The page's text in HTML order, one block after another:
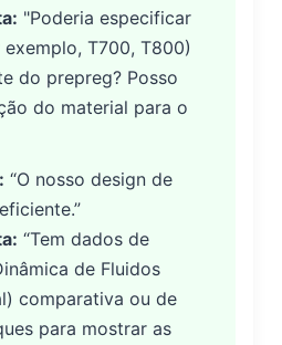
"Poderia especificar
T700, T800)
do prepreg? Posso
do material para o
“O nosso design de
“Tem dados de
de Fluidos
comparativa ou de
para mostrar as